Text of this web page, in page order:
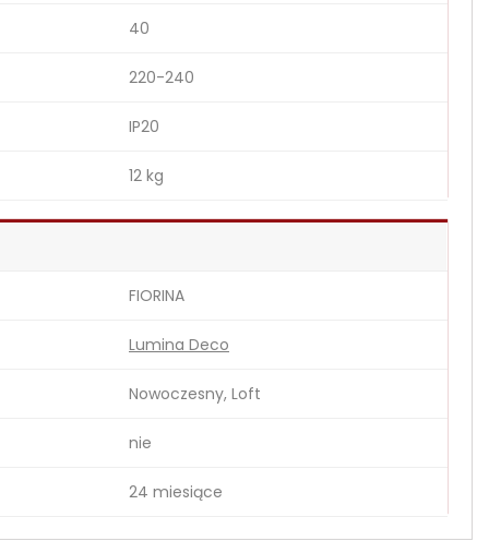
40
220-240
IP20
12 kg
FIORINA
Lumina Deco
Nowoczesny, Loft
nie
24 miesiące